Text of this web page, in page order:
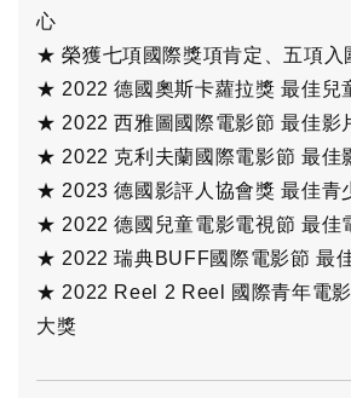
心
★ 榮獲七項國際獎項肯定、五項入
★ 2022 德國奧斯卡蘿拉獎 最佳兒
★ 2022 西雅圖國際電影節 最佳影
★ 2022 克利夫蘭國際電影節 最佳
★ 2023 德國影評人協會獎 最佳青
★ 2022 德國兒童電影電視節 最佳
★ 2022 瑞典BUFF國際電影節 最
★ 2022 Reel 2 Reel 國際青年電
大獎